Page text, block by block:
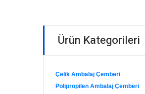
Ürün Kategorileri
Çelik Ambalaj Çemberi
Polipropilen Ambalaj Çemberi